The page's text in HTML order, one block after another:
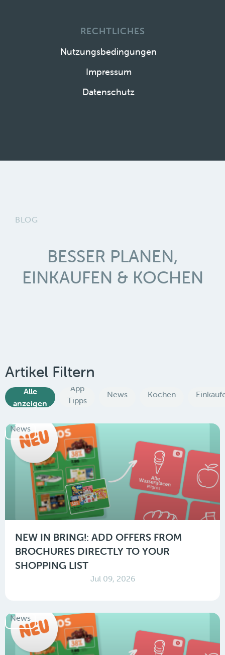
RECHTLICHES
Nutzungsbedingungen
Impressum
Datenschutz
BLOG
BESSER PLANEN,
EINKAUFEN & KOCHEN
Artikel Filtern
Alle
anzeigen
App
Tipps
News Kochen
News
NEW IN BRING!: ADD OFFERS FROM
BROCHURES DIRECTLY TO YOUR
SHOPPING LIST
Jul 09, 2026
News